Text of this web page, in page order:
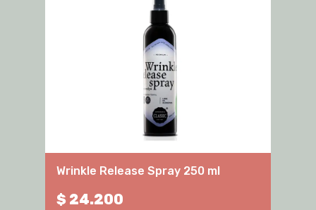
Wrinkle Release Spray 250 ml
$ 24.200